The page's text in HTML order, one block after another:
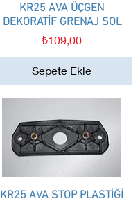
Hızlı Bakış
KR25 AVA ÜÇGEN
DEKORATİF GRENAJ SOL
Fiyat
₺109,00
Sepete Ekle
Hızlı Bakış
KR25 AVA STOP PLASTİĞİ